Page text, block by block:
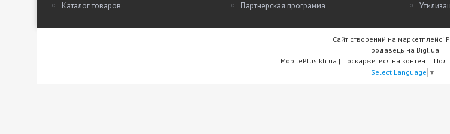
Каталог товаров
Партнерская программа
Сайт створений на маркетплейсі
Продавець на Bigl.ua
MobilePlus.kh.ua | Поскаржитися на контент |
Select Language ▼